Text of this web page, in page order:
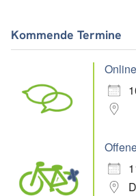
Kommende Termine